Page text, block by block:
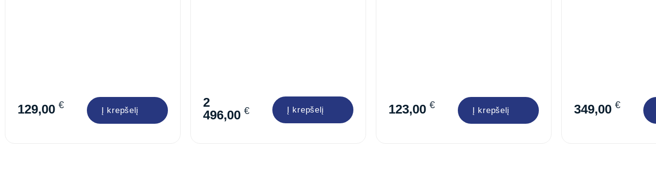
129,00 €
Į krepšelį
2
496,00 € Į krepšelį 123,00 €
Į krepšelį 349,00 €